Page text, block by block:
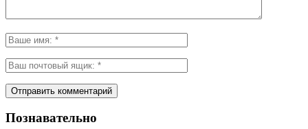
Познавательно